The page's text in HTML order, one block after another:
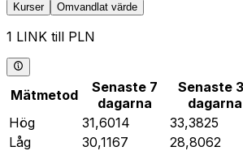
Kurser Omvandlat värde
1 LINK till PLN
Mätmetod
Senaste 7
dagarna
Senaste
dagarna
Hög
31,6014 33,3825
Låg
30,1167 28,8062